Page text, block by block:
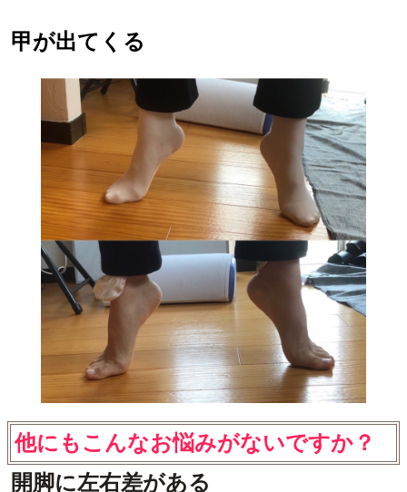
甲が出てくる
他にもこんなお悩みがないですか？
開脚に左右差がある